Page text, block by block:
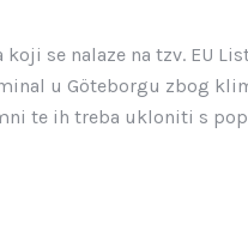
se nalaze na tzv. EU
u Göteborgu zbog
te ih treba ukloniti s